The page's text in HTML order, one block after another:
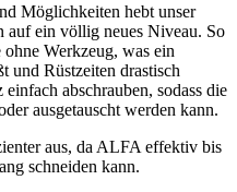
Möglichkeiten hebt unser
auf ein völlig neues Niveau. So
Werkzeug, was ein
und Rüstzeiten drastisch
abschrauben, sodass die
ausgetauscht werden kann.
aus, da ALFA effektiv bis
schneiden kann.